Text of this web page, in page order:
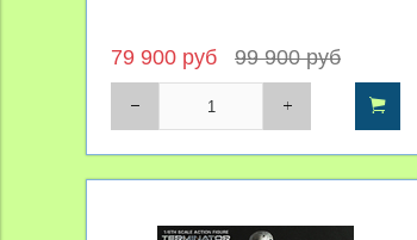
79 900 руб 99 900 руб